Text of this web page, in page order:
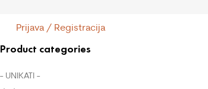
Prijava / Registracija
Product categories
- UNIKATI -